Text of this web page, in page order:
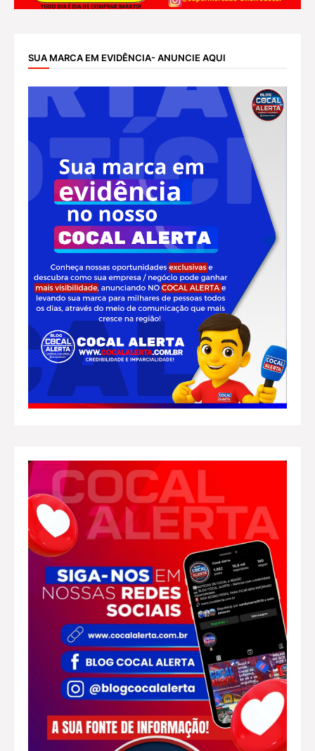
SUA MARCA EM EVIDÊNCIA- ANUNCIE AQUI